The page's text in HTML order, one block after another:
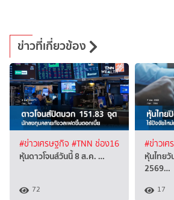
ข่าวที่เกี่ยวข้อง
#ข่าวเศรษฐกิจ #TNN ช่อง16
หุ้นดาวโจนส์วันนี้ 8 ส.ค. …
72
#ข่าวเศ
หุ้นไทย
2569…
17